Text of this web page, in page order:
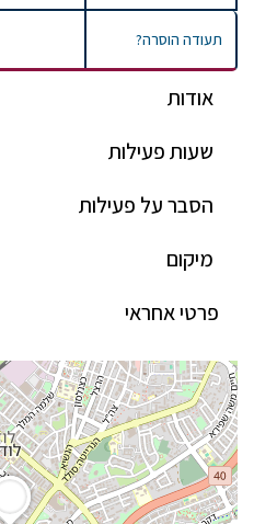
אודות
שעות פעילות
הסבר על פעילות
מיקום
פרטי אחראי
תעודה הוסרה?